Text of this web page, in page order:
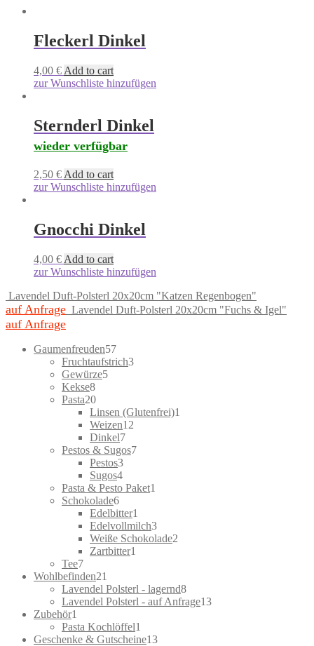
Fleckerl Dinkel
4,00 € Add to cart
zur Wunschliste hinzufügen
Sternderl Dinkel
wieder verfügbar
2,50 € Add to cart
zur Wunschliste hinzufügen
Gnocchi Dinkel
4,00 € Add to cart
zur Wunschliste hinzufügen
Lavendel Duft-Polsterl 20x20cm "Katzen Regenbogen"
auf Anfrage Lavendel Duft-Polsterl 20x20cm "Fuchs & Igel"
auf Anfrage
Gaumenfreuden5757
products
Fruchtaufstrich33
Gewürze55
Kekse88
products
Pasta2020
products
Linsen (Glutenfrei)1
Weizen12
Dinkel77
products
Pestos & Sugos77
Pestos33
Sugos44
products
Pasta & Pesto Paket1
Schokolade66
products
Edelbitter1
product
Edelvollmilch33
products
Weiße Schokolade2
Zartbitter1
Tee77
products
Wohlbefinden21
products
Lavendel Polsterl - lagernd88
products
Lavendel Polsterl - auf Anfrage1313
Zubehör1
product
Pasta Kochlöffel1
product
Geschenke & Gutscheine1313